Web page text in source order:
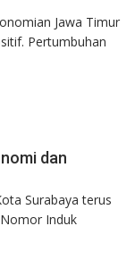
Jawa Timur
Pertumbuhan
dan
Surabaya terus
Induk